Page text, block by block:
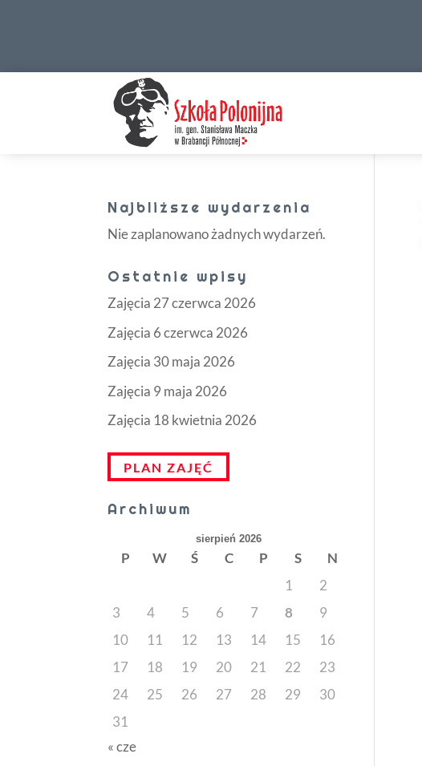
Najbliższe wydarzenia
Nie zaplanowano żadnych wydarzeń.
Ostatnie wpisy
Zajęcia 27 czerwca 2026
Zajęcia 6 czerwca 2026
Zajęcia 30 maja 2026
Zajęcia 9 maja 2026
Zajęcia 18 kwietnia 2026
PLAN ZAJĘĆ
Archiwum
sierpień 2026
P W Ś C P S
N
1
2
3
4 5 6 7 8
9
10
11 12 13 14 15
16
17
18 19 20 21 22
23
24
25 26 27 28 29
30
31
« cze